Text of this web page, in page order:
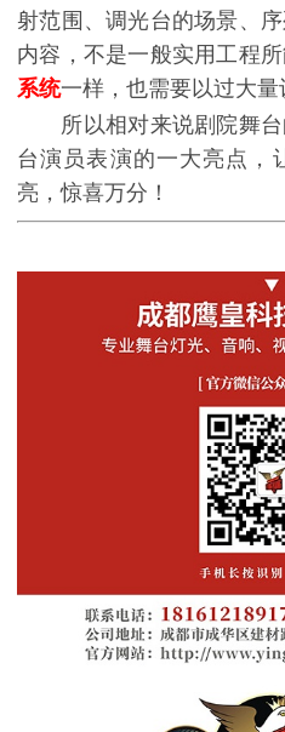
射范围、调光台的场景、
内容，不是一般实用工程
系统一样，也需要以过大量
所以相对来说剧院舞
台演员表演的一大亮点，
亮，惊喜万分！